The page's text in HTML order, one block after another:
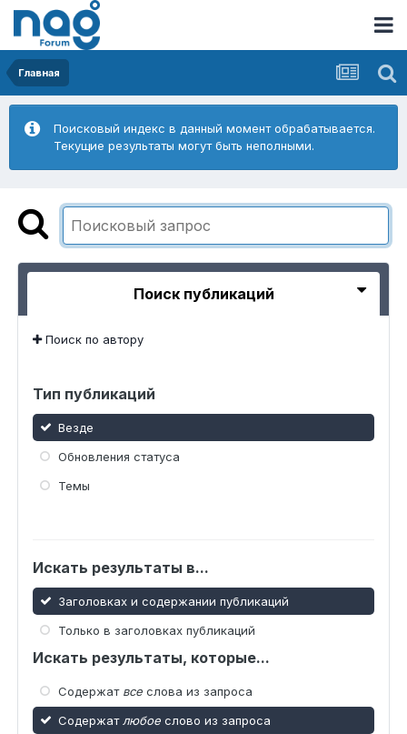
Главная
Поисковый индекс в данный момент обрабатывается.
Текущие результаты могут быть неполными.
Поиск публикаций
Поиск по автору
Тип публикаций
Везде
Обновления статуса
Темы
Искать результаты в...
Заголовках и содержании публикаций
Только в заголовках публикаций
Искать результаты, которые...
Содержат все слова из запроса
Содержат любое слово из запроса